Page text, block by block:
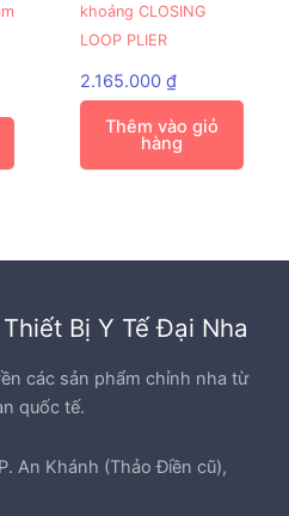
khoảng CLOSING
LOOP PLIER
2.165.000₫
Thêm vào giỏ
hàng
Bị Y Tế Đại Nha
các sản phẩm chỉnh nha từ
quốc tế.
An Khánh (Thảo Điền cũ),